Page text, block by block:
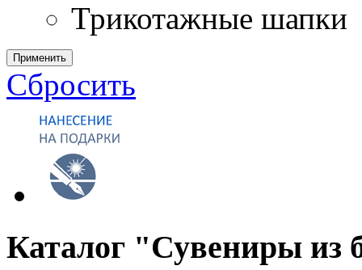
Трикотажные шапки
Применить
Сбросить
Каталог "Сувениры из